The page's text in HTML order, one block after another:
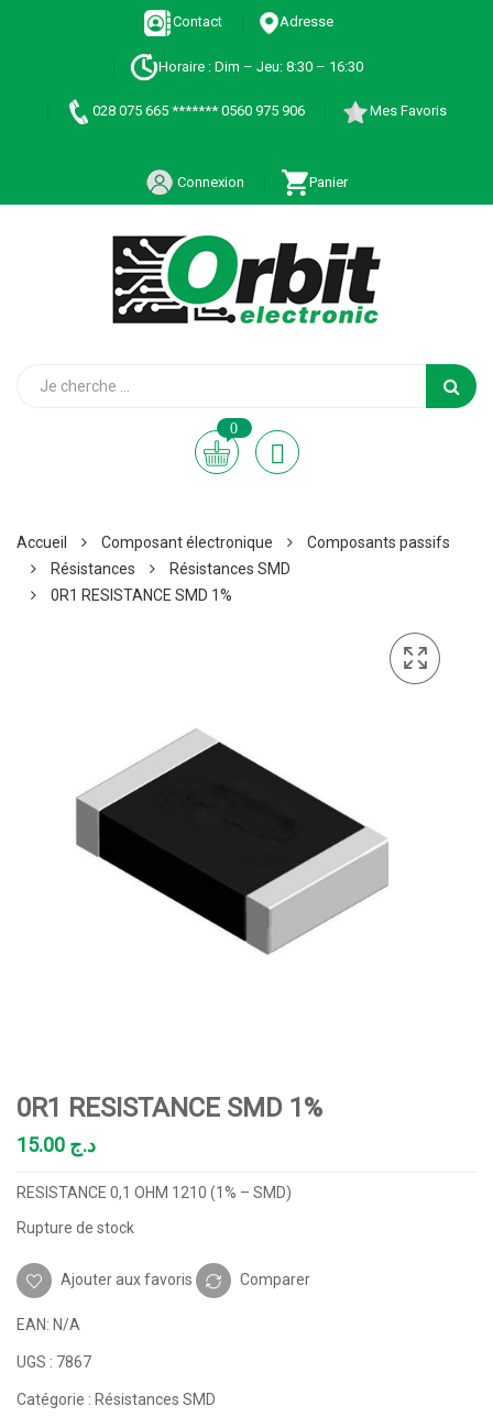
Contact Adresse
Horaire : Dim – Jeu: 8:30 – 16:30
028 075 665 ******* 0560 975 906 Mes Favoris
Connexion Panier
0
Accueil Composant électronique
Composants passifs
Résistances
Résistances SMD
0R1 RESISTANCE SMD 1%
0R1 RESISTANCE SMD 1%
د.ج
RESISTANCE 0,1 OHM 1210 (1% – SMD)
Rupture de stock
Ajouter aux favoris Comparer
EAN: N/A
UGS : 7867
Catégorie : Résistances SMD